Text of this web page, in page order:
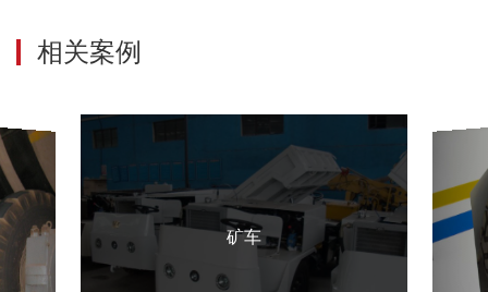
相关案例
矿车